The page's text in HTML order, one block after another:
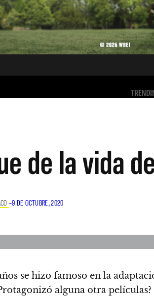
de la vida
–9 DE OCTUBRE, 2020
se hizo famoso en la
alguna otra